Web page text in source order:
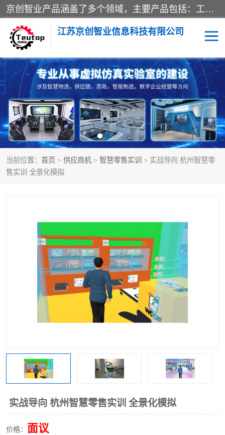
京创智业产品涵盖了多个领域，主要产品包括：工业4.0生产线解决方案，智慧物流综合实训室，教学设备与实验室建设，虚拟仿真实验室等。公司将秉持“创新、执着、诚信、共赢”的理念，以“将服务当作使命”为核心价值观，致力于为客户创造价值，与客户、合作伙伴和员工共同成长。
江苏京创智业信息科技有限公司
当前位置： 首页 > 供应商机 > 智慧零售实训
> 实战导向 杭州智慧零
售实训 全景化模拟
实战导向 杭州智慧零售实训 全景化模拟
价格： 面议
VR物流实训 低碳供应链
生产系统仿真 冷链物流
供应链管理 思政
智慧零售实训 智能制造
工业工程实训室